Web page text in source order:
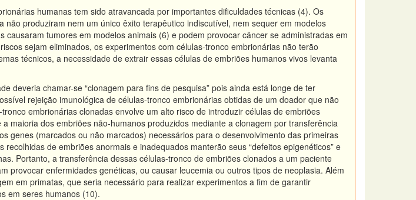
humanas tem sido atravancada por importantes dificuldades técnicas (4). Os
produziram nem um único êxito terapêutico indiscutível, nem sequer em modelos
causaram tumores em modelos animais (6) e podem provocar câncer se administradas em
sejam eliminados, os experimentos com células-tronco embrionárias não terão
técnicos, a necessidade de extrair essas células de embriões humanos vivos levanta
deveria chamar-se “clonagem para fins de pesquisa” pois ainda está longe de ter
rejeição imunológica de células-tronco embrionárias obtidas de um doador que não
embrionárias clonadas envolve um alto risco de introduzir células de embriões
maioria dos embriões não-humanos produzidos mediante a clonagem por transferência
genes (marcados ou não marcados) necessários para o desenvolvimento das primeiras
de embriões anormais e inadequados manterão seus “defeitos epigenéticos” e
Portanto, a transferência dessas células-tronco de embriões clonados a um paciente
provocar enfermidades genéticas, ou causar leucemia ou outros tipos de neoplasia. Além
em primatas, que seria necessário para realizar experimentos a fim de garantir
em seres humanos (10).